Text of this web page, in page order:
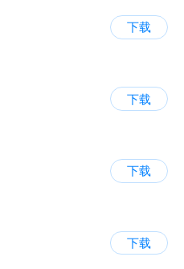
下载
下载
下载
下载